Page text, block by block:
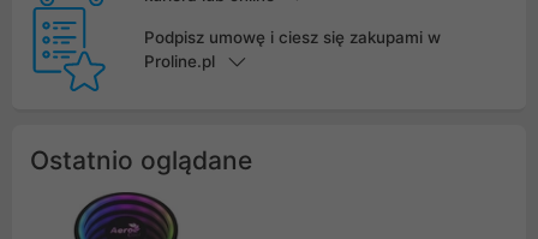
Podpisz umowę i ciesz się zakupami w
Proline.pl
Ostatnio oglądane